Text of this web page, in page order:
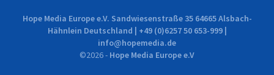
Hope Media Europe e.V. Sandwiesenstraße 35 64665 Alsbach-
Hähnlein Deutschland | +49 (0)6257 50 653-999 |
info@hopemedia.de
©2026- Hope Media Europe e.V